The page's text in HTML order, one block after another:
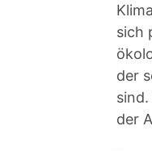
sich
der
der